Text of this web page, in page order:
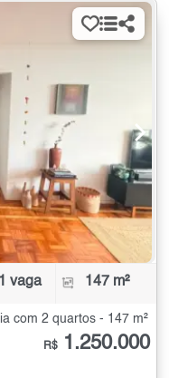
1 vaga 147 m²
com 2 quartos - 147 m²
R$ 1.250.000